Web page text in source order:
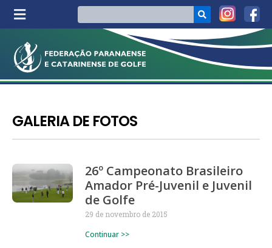
GALERIA DE FOTOS
26º Campeonato Brasileiro
Amador Pré-Juvenil e Juvenil
de Golfe
29 de novembro de 2015
Continuar >>